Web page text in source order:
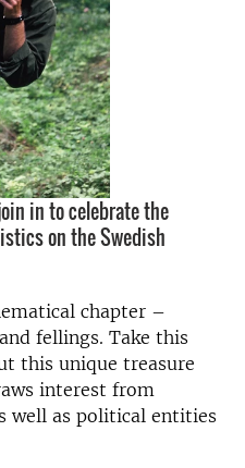
in to celebrate the
on the Swedish
chapter –
fellings. Take this
this unique treasure
interest from
well as political entities